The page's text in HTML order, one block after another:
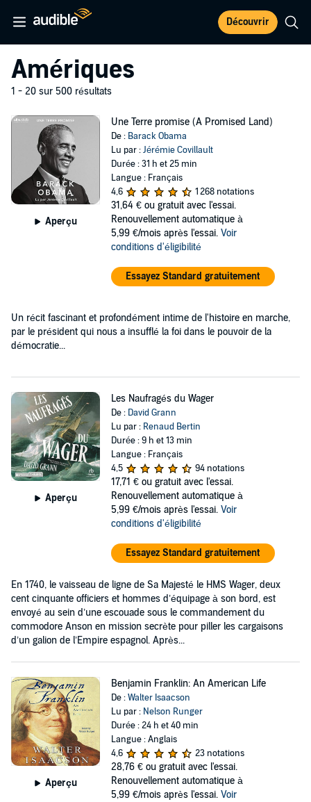
Découvrir
Amériques
1 - 20 sur 500 résultats
Aperçu
Une Terre promise (A Promised Land)
De : Barack Obama
Lu par :Jérémie Covillault
Durée : 31 h et 25 min
Langue : Français
4,6
1 268 notations
31,64 € ou gratuit avec l'essai.
Renouvellement automatique à
5,99 €/mois après l'essai. Voir
conditions d'éligibilité
Essayez Standard gratuitement
Un récit fascinant et profondément intime de l'histoire en marche,
par le président qui nous a insufflé la foi dans le pouvoir de la
démocratie...
Aperçu
Les Naufragés du Wager
De : David Grann
Lu par : Renaud Bertin
Durée : 9 h et 13 min
Langue : Français
4,5
94 notations
17,71 € ou gratuit avec l'essai.
Renouvellement automatique à
5,99 €/mois après l'essai. Voir
conditions d'éligibilité
Essayez Standard gratuitement
En 1740, le vaisseau de ligne de Sa Majesté le HMS Wager, deux
cent cinquante officiers et hommes d’équipage à son bord, est
envoyé au sein d’une escouade sous le commandement du
commodore Anson en mission secrète pour piller les cargaisons
d’un galion de l’Empire espagnol. Après...
Aperçu
Benjamin Franklin: An American Life
De :Walter Isaacson
Lu par : Nelson Runger
Durée : 24 h et 40 min
Langue : Anglais
4,6
23 notations
28,76 € ou gratuit avec l'essai.
Renouvellement automatique à
5,99 €/mois après l'essai. Voir